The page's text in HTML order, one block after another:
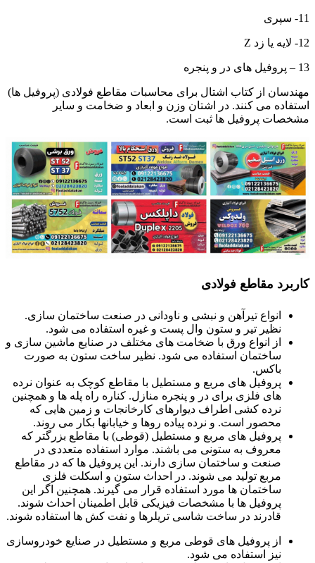
11- سپری
12- لایه یا زد Z
13 – پروفیل های در و پنجره
مهندسان از کتاب اشتال برای محاسبات مقاطع فولادی (پروفیل ها)
استفاده می کنند. در اشتان وزن و ابعاد و ضخامت و سایر
مشخصات پروفیل ها ثبت است.
کاربرد مقاطع فولادی
انواع تیرآهن و نبشی و ناودانی در صنعت ساختمان سازی.
نظیر تیر و ستون وال پست و غیره استفاده می شود.
از انواع ورق با ضخامت های مختلف در صنایع ماشین سازی و
ساختمان استفاده می شود. نظیر ساخت ستون به صورت
باکس.
پروفیل های مربع و مستطیل با مقاطع کوچک به عنوان نرده
های فلزی برای در و پنجره منازل. کناره راه پله ها و همچنین
نرده کشی اطراف دیوارهای کارخانجات و زمین هایی که
محصور است. و نرده پیاده روها و خیابانها بکار می روند.
پروفیل های مربع و مستطیل (قوطی) با مقاطع بزرگتر که
معروف به ستونی می باشند. موارد استفاده متعددی در
صنعت و ساختمان سازی دارند. این پروفیل ها که در مقاطع
مربع تولید می شوند. در احداث ستون و اسکلت فلزی
ساختمان ها مورد استفاده قرار می گیرند. همچنین اگر این
پروفیل ها با مشخصات فیزیکی قابل اطمینان احداث شوند.
قادرند در ساخت شاسی تریلرها و نفت کش ها استفاده شوند.
از پروفیل های قوطی مربع و مستطیل در صنایع خودروسازی
نیز استفاده می شود.